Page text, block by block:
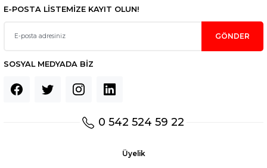
E-POSTA LİSTEMİZE KAYIT OLUN!
GÖNDER
SOSYAL MEDYADA BİZ
0 542 524 59 22
Üyelik